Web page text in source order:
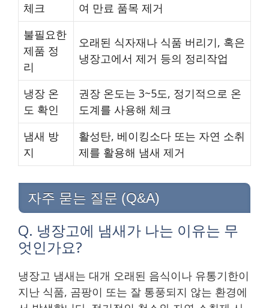
체크
여 만료 품목 제거
불필요한
제품 정
리
오래된 식자재나 식품 버리기, 혹은
냉장고에서 제거 등의 정리작업
냉장 온
도 확인
권장 온도는 3~5도, 정기적으로 온
도계를 사용해 체크
냄새 방
지
활성탄, 베이킹소다 또는 자연 소취
제를 활용해 냄새 제거
자주 묻는 질문 (Q&A)
Q. 냉장고에 냄새가 나는 이유는 무
엇인가요?
냉장고 냄새는 대개 오래된 음식이나 유통기한이
지난 식품, 곰팡이 또는 잘 통풍되지 않는 환경에